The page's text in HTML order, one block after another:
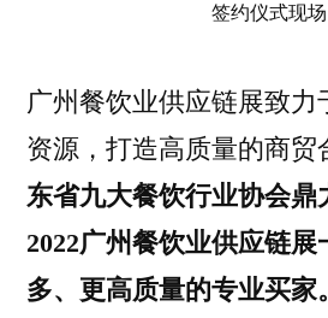
签约仪式现场
广州餐饮业供应链展致力
资源，打造高质量的商贸
东省九大餐饮行业协会鼎
2022广州餐饮业供应链
多、更高质量的专业买家。